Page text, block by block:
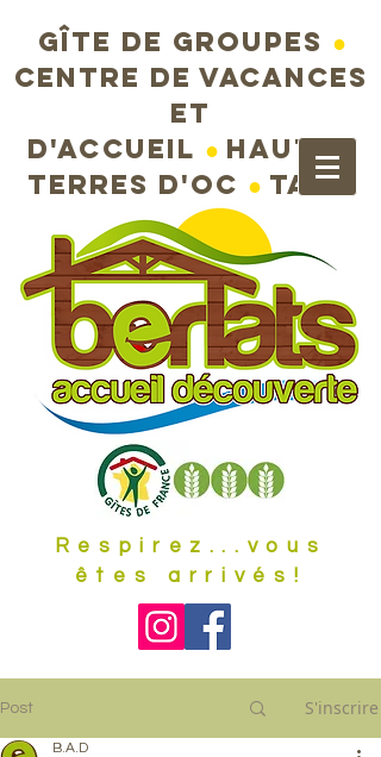
Gîte de groupes ●
Centre de vacances
et
d'accueil ● Hautes
terres d'Oc ●Tarn
Respirez...vous
êtes arrivés!
Post S'inscrire
B.A.D